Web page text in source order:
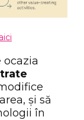
ocazia
și să
în